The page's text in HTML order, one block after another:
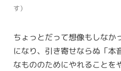
す）
ちょっとだって想像もしなか
になり、引き寄せならぬ「本
なもののためにやれることを